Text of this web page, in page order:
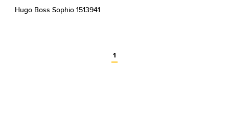
Hugo Boss Sophio 1513941
1